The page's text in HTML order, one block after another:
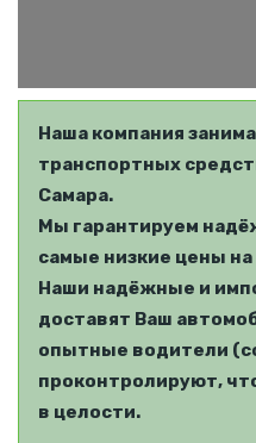
Наша компания
транспортных
Самара.
Мы гарантируем
самые низкие цены
Наши надёжные и
доставят Ваш
опытные водители
проконтролируют,
в целости.